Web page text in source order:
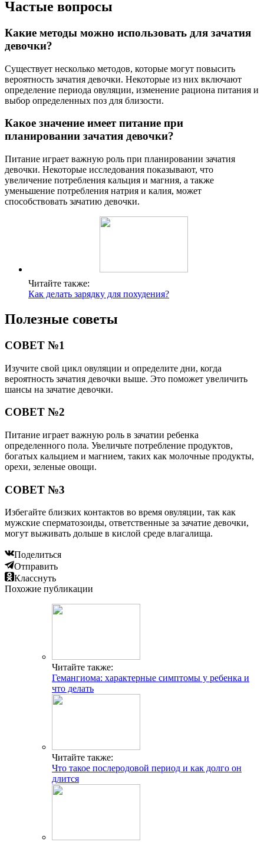
Частые вопросы
Какие методы можно использовать для зачатия
девочки?
Существует несколько методов, которые могут повысить
вероятность зачатия девочки. Некоторые из них включают
определение периода овуляции, изменение рациона питания и
выбор определенных поз для близости.
Какое значение имеет питание при
планировании зачатия девочки?
Питание играет важную роль при планировании зачатия
девочки. Некоторые исследования показывают, что
увеличение потребления кальция и магния, а также
уменьшение потребления натрия и калия, может
способствовать зачатию девочки.
Читайте также:
Как делать зарядку для похудения?
Полезные советы
СОВЕТ №1
Изучите свой цикл овуляции и определите дни, когда
вероятность зачатия девочки выше. Это поможет увеличить
шансы на зачатие девочки.
СОВЕТ №2
Питание играет важную роль в зачатии ребенка
определенного пола. Увеличьте потребление продуктов,
богатых кальцием и магнием, таких как молочные продукты,
орехи, зеленые овощи.
СОВЕТ №3
Избегайте близких контактов во время овуляции, так как
мужские сперматозоиды, ответственные за зачатие девочки,
могут выживать дольше в кислой среде влагалища.
Поделиться
Отправить
Класснуть
Похожие публикации
Читайте также:
Гемангиома: характерные симптомы у ребенка и
что делать
Читайте также:
Что такое послеродовой период и как долго он
длится